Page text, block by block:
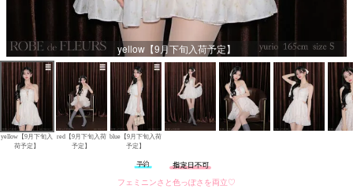
yellow【9月下旬入荷予定】
yellow【9月下旬入
荷予定】
red【9月下旬入荷
予定】
blue【9月下旬入荷
予定】
フェミニンさと色っぽさを両立♡